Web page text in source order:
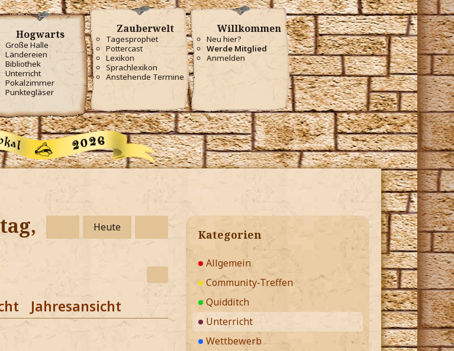
Hogwarts
Große Halle
Ländereien
Bibliothek
Unterricht
Pokalzimmer
Punktegläser
Zauberwelt
Tagesprophet
Pottercast
Lexikon
Sprachlexikon
Anstehende Termine
Willkommen
Neu hier?
Werde Mitglied
Anmelden
Heute
Jahresansicht
Kategorien
Allgemein
Community-Treffen
Quidditch
Unterricht
Wettbewerb